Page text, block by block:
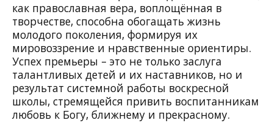
как православная вера, воплощённая в
творчестве, способна обогащать жизнь
молодого поколения, формируя их
мировоззрение и нравственные ориентиры.
Успех премьеры – это не только заслуга
талантливых детей и их наставников, но и
результат системной работы воскресной
школы, стремящейся привить воспитанникам
любовь к Богу, ближнему и прекрасному.